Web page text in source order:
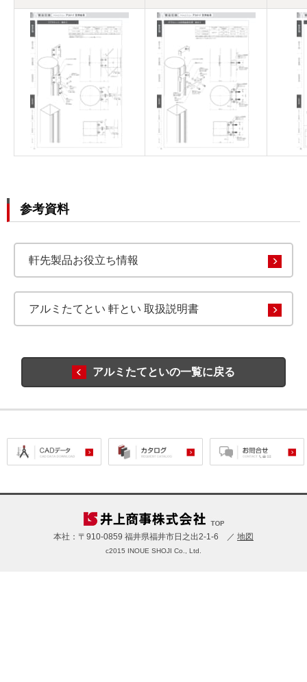
参考資料
軒先製品お役立ち情報
アルミたてとい 軒とい 取扱説明書
アルミたてといの一覧に戻る
本社：〒910-0859 福井県福井市日之出2-1-6 ／ 地図
c2015 INOUE SHOJI Co., Ltd.